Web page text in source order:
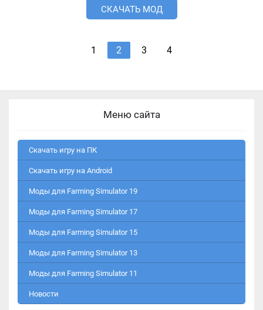
СКАЧАТЬ МОД
1 2 3 4
Меню сайта
Скачать игру на ПК
Скачать игру на Android
Моды для Farming Simulator 19
Моды для Farming Simulator 17
Моды для Farming Simulator 15
Моды для Farming Simulator 13
Моды для Farming Simulator 11
Новости